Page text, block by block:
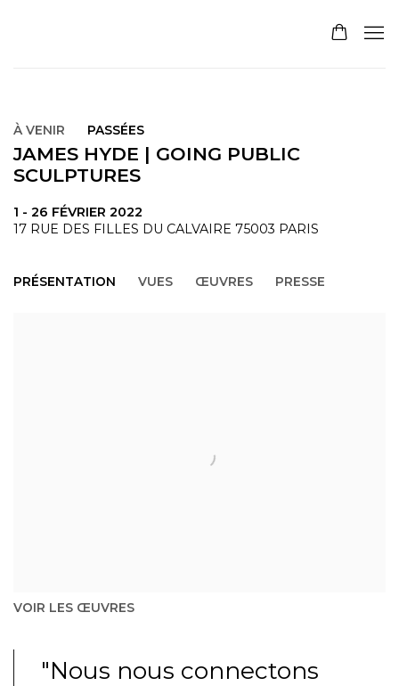
À VENIR PASSÉES
JAMES HYDE | GOING PUBLIC
SCULPTURES
1 - 26 FÉVRIER 2022
17 RUE DES FILLES DU CALVAIRE 75003 PARIS
PRÉSENTATION VUES ŒUVRES PRESSE
VOIR LES ŒUVRES
"Nous nous connectons